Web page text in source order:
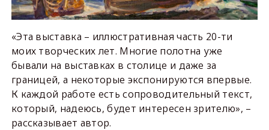
«Эта выставка – иллюстративная часть 20-ти
моих творческих лет. Многие полотна уже
бывали на выставках в столице и даже за
границей, а некоторые экспонируются впервые.
К каждой работе есть сопроводительный текст,
который, надеюсь, будет интересен зрителю», –
рассказывает автор.